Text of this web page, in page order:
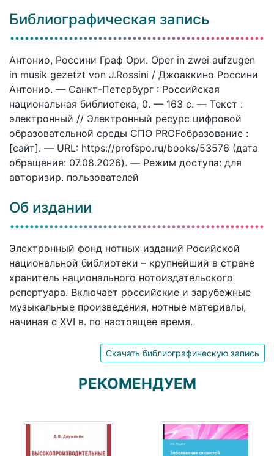
Библиографическая запись
Антонио, Россини Граф Ори. Oper in zwei aufzugen
in musik gezetzt von J.Rossini / Джоаккино Россини
Антонио. — Санкт-Петербург : Российская
национальная библиотека, 0. — 163 c. — Текст :
электронный // Электронный ресурс цифровой
образовательной среды СПО PROFобразование :
[сайт]. — URL: https://profspo.ru/books/53576 (дата
обращения: 07.08.2026). — Режим доступа: для
авторизир. пользователей
Об издании
Электронный фонд нотных изданий Росийской
национальной библиотеки – крупнейший в стране
хранитель национального нотоиздательского
репертуара. Включает российские и зарубежные
музыкальные произведения, нотные материалы,
начиная с XVI в. по настоящее время.
Скачать библиографическую запись
РЕКОМЕНДУЕМ